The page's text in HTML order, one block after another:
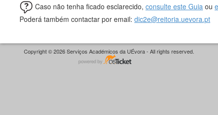
Caso não tenha ficado esclarecido, consulte este Guia ou
Poderá também contactar por email: dic2e@reitoria.uevora.pt
Copyright © 2026 Serviços Académicos da UÉvora - All rights reserved.